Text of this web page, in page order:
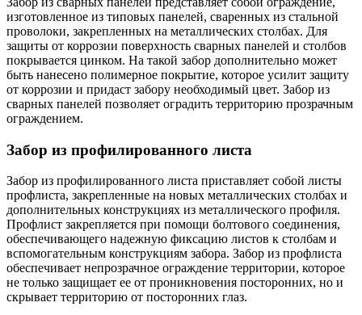
изготовленное из типовых панелей, сваренных из стальной
проволоки, закрепленных на металлических столбах. Для
защиты от коррозии поверхность сварных панелей и столбов
покрывается цинком. На такой забор дополнительно может
быть нанесено полимерное покрытие, которое усилит защиту
от коррозии и придаст забору необходимый цвет. Забор из
сварных панелей позволяет оградить территорию прозрачным
ограждением.
Забор из профилированного листа
Забор из профилированного листа приставляет собой листы
профлиста, закрепленные на новых металлических столбах и
дополнительных конструкциях из металлического профиля.
Профлист закрепляется при помощи болтового соединения,
обеспечивающего надежную фиксацию листов к столбам и
вспомогательным конструкциям забора. Забор из профлиста
обеспечивает непрозрачное ограждение территории, которое
не только защищает ее от проникновения посторонних, но и
скрывает территорию от посторонних глаз.